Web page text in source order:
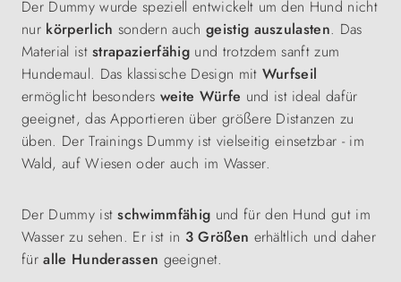
Der Dummy wurde speziell entwickelt um den Hund nicht
nur körperlich sondern auch geistig auszulasten. Das
Material iststrapazierfähig und trotzdem sanft zum
Hundemaul. Das klassische Design mit Wurfseil
ermöglicht besonders weite Würfe und ist ideal dafür
geeignet, das Apportieren über größere Distanzen zu
üben. Der Trainings Dummy ist vielseitig einsetzbar - im
Wald, auf Wiesen oder auch im Wasser.
Der Dummy istschwimmfähig und für den Hund gut im
Wasser zu sehen. Er ist in 3 Größen erhältlich und daher
füralle Hunderassen geeignet.